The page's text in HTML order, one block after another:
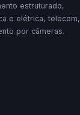
estruturado,
e elétrica, telecom,
por câmeras.